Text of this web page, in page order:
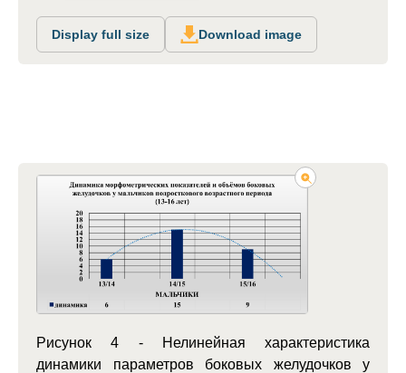
Display full size Download image
Рисунок 4 - Нелинейная характеристика
динамики параметров боковых желудочков у